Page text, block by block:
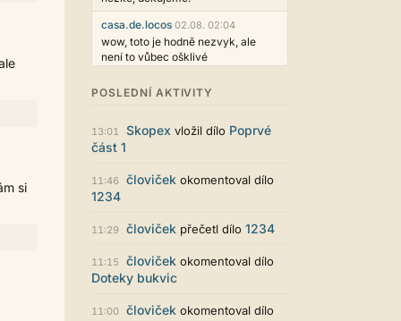
si
casa.de.locos 02.08. 02:04
wow, toto je hodně nezvyk, ale
není to vůbec ošklivé
Jarda468
Už i počet přečtení jde vidět,
myslím také už v pořádku,
perfektní práce :)
Singularis
30.07. 06:19
Líbí se mi tmavá varianta nového
vzhledu. Na některých místech
jsou sice mezi prvky příliš velké
mezery, ale když mě to bude štvát,
stylem... Celkově je styl dobře
funkční a příjemný. Podvedl se.
puero 29.07. 11:53
POSLEDNÍ AKTIVITY
13:01 Skopex vložil dílo Poprvé
část 1
11:46 človiček okomentoval dílo
1234
11:29 človiček přečetl dílo 1234
11:15 človiček okomentoval dílo
Doteky bukvic
11:00 človiček okomentoval dílo